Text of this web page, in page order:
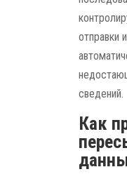
отправки
сведений.
Как